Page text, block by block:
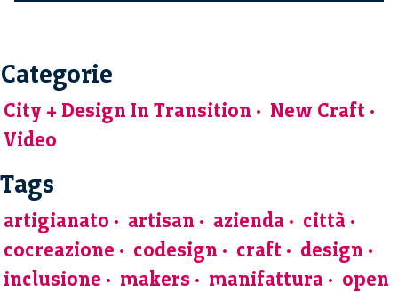
Categorie
City + Design In Transition
New Craft
Video
Tags
artigianato artisan azienda
città
cocreazione
codesign craft
design
inclusione
makers manifattura
open